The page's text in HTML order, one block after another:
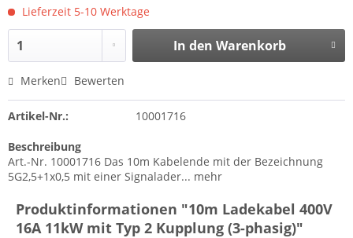
Lieferzeit 5-10 Werktage
In den Warenkorb
Merken Bewerten
Artikel-Nr.: 10001716
Beschreibung
Art.-Nr. 10001716 Das 10m Kabelende mit der Bezeichnung
5G2,5+1x0,5 mit einer Signalader... mehr
Produktinformationen "10m Ladekabel 400V
16A 11kW mit Typ 2 Kupplung (3-phasig)"